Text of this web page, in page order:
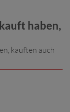
haben,
kauften auch